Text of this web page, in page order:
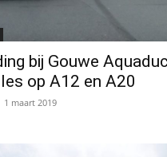
bij Gouwe
op A12 en A20
1 maart 2019